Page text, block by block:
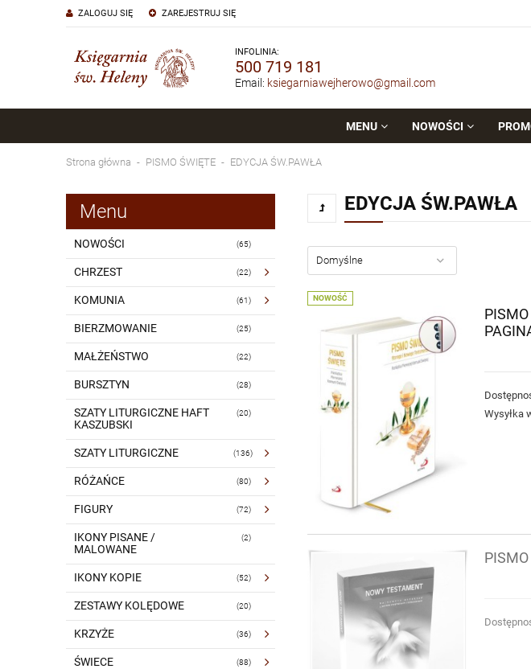
ZAREJESTRUJ SIĘ
ZALOGUJ SIĘ
INFOLINIA:
500 719 181
Email: ksiegarniawejherowo@gmail.com
MENU NOWOŚCI
Strona główna PISMO ŚWIĘTE EDYCJA ŚW.PAWŁA
Menu
NOWOŚCI (65)
CHRZEST (22)
KOMUNIA (61)
BIERZMOWANIE (25)
MAŁŻEŃSTWO (22)
BURSZTYN (28)
SZATY LITURGICZNE HAFT
KASZUBSKI
(20)
SZATY LITURGICZNE (136)
RÓŻAŃCE (80)
FIGURY (72)
IKONY PISANE /
MALOWANE
(2)
IKONY KOPIE (52)
ZESTAWY KOLĘDOWE (20)
KRZYŻE (36)
ŚWIECE (88)
EDYCJA ŚW.PAWŁA
Wysyłka
NOWOŚĆ